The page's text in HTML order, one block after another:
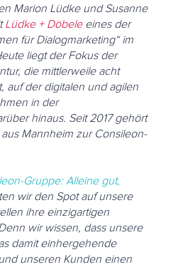
Marion Lüdke und Susanne
Lüdke + Döbeleeines der
für Dialogmarketing“ im
liegt der Fokus der
die mittlerweile acht
auf der digitalen und agilen
in der
hinaus. Seit 2017 gehört
Mannheim zur Consileon-
Gruppe: Alleine gut,
wir den Spot auf unsere
ihre einzigartigen
wir wissen, dass unsere
damit einhergehende
unseren Kunden einen